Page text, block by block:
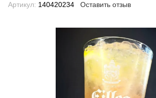
Артикул: 140420234 Оставить отзыв